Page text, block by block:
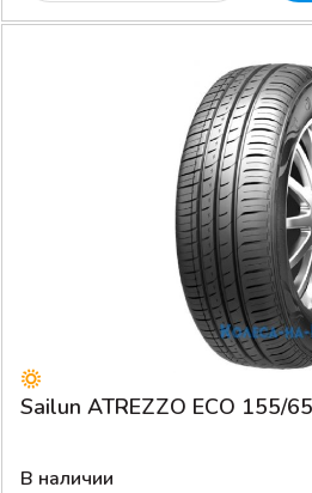
Sailun ATREZZO ECO 155/
В наличии